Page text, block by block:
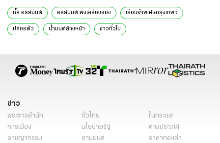
กี้ร์ อริสมันต์ อริสมันต์ พงษ์เรืองรอง เรือนจำพิเศษกรุงเทพฯ
ปล่อยตัว น้ำมนต์ล้างหน้า ข่าวทั่วไป
ข่าว
พระราชสำนัก ทั่วไทย
ในกระแส
การเมือง
นโยบายรัฐ
ต่างประเทศ
อาชญากรรม
ยานยนต์
ราคาทองคำ